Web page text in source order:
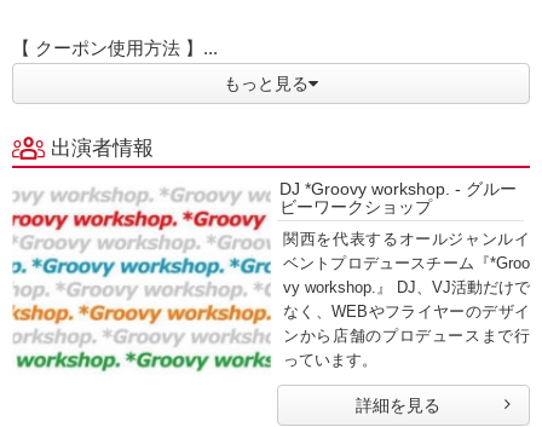
【 クーポン使用方法 】...
もっと見る
出演者情報
DJ *Groovy workshop. - グルー
ビーワークショップ
関西を代表するオールジャンルイ
ベントプロデュースチーム『*Groo
vy workshop.』 DJ、VJ活動だけで
なく、WEBやフライヤーのデザイ
ンから店舗のプロデュースまで行
っています。
詳細を見る